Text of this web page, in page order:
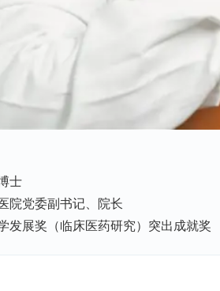
士
院党委副书记、院长
发展奖（临床医药研究）突出成就奖